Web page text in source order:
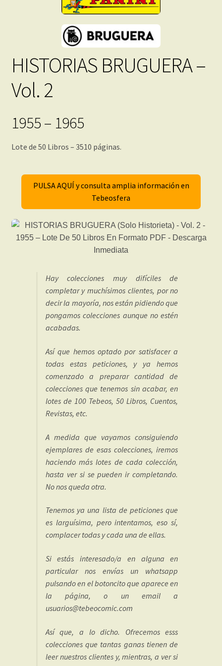
HISTORIAS BRUGUERA –
Vol. 2
1955 – 1965
Lote de 50 Libros – 3510 páginas.
PULSA AQUÍ y consulta amplia información en
Tebeosfera
Hay colecciones muy difíciles de
completar y muchísimos clientes, por no
decir la mayoría, nos están pidiendo que
pongamos colecciones aunque no estén
acabadas.
Así que hemos optado por satisfacer a
todas estas peticiones, y ya hemos
comenzado a preparar cantidad de
colecciones que tenemos sin acabar, en
lotes de 100 Tebeos, 50 Libros, Cuentos,
Revistas, etc.
A medida que vayamos consiguiendo
ejemplares de esas colecciones, iremos
haciendo más lotes de cada colección,
hasta ver si se pueden ir completando.
No nos queda otra.
Tenemos ya una lista de peticiones que
es larguísima, pero intentamos, eso sí,
complacer todas y cada una de ellas.
Si estás interesado/a en alguna en
particular nos envías un whatsapp
pulsando en el botoncito que aparece en
la página, o un email a
usuarios@tebeocomic.com
Así que, a lo dicho. Ofrecemos esss
colecciones que tantas ganas tienen de
leer nuestros clientes y, mientras, a ver si